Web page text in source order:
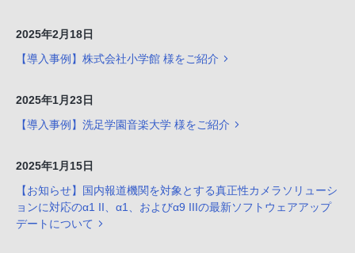
2025年2月18日
【導入事例】株式会社小学館 様をご紹介
2025年1月23日
【導入事例】洗足学園音楽大学 様をご紹介
2025年1月15日
【お知らせ】国内報道機関を対象とする真正性カメラソリューシ
ョンに対応のα1 II、α1、およびα9 IIIの最新ソフトウェアアップ
デートについて